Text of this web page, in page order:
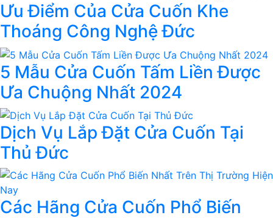
Ưu Điểm Của Cửa Cuốn Khe
Thoáng Công Nghệ Đức
5 Mẫu Cửa Cuốn Tấm Liền Được
Ưa Chuộng Nhất 2024
Dịch Vụ Lắp Đặt Cửa Cuốn Tại
Thủ Đức
Các Hãng Cửa Cuốn Phổ Biến